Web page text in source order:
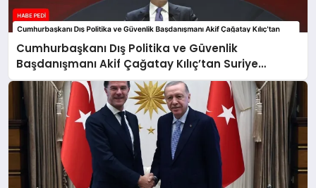
Cumhurbaşkanı Dış Politika ve Güvenlik
Başdanışmanı Akif Çağatay Kılıç’tan Suriye
Panelinde Önemli Açıklamalar